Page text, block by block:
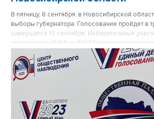
В пятницу, 8 сентября, в Новосибирской
выборы губернатора. Голосование пройдет в
завершится 10 сентября. Избирательные
ежедневно с 8:00 до 20:00.